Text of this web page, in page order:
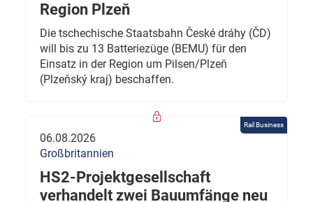
Region Plzeň
Die tschechische Staatsbahn České dráhy (ČD)
will bis zu 13 Batteriezüge (BEMU) für den
Einsatz in der Region um Pilsen/Plzeň
(Plzeňský kraj) beschaffen.
Rail Business
06.08.2026
Großbritannien
HS2-Projektgesellschaft
verhandelt zwei Bauumfänge neu